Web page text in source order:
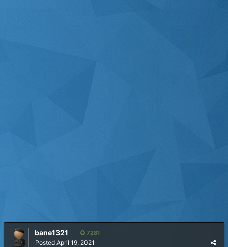
bane1321 7281
Posted April 19, 2021